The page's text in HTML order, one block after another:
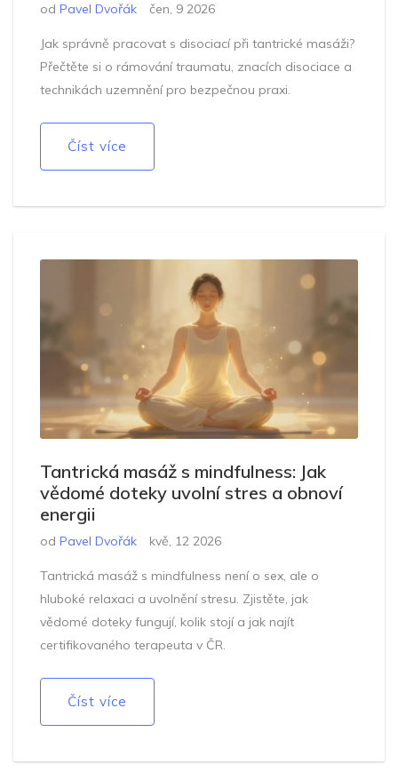
od Pavel Dvořák čen, 9 2026
Jak správně pracovat s disociací při tantrické masáži?
Přečtěte si o rámování traumatu, znacích disociace a
technikách uzemnění pro bezpečnou praxi.
Číst více
Tantrická masáž s mindfulness: Jak
vědomé doteky uvolní stres a obnoví
energii
od Pavel Dvořák kvě, 12 2026
Tantrická masáž s mindfulness není o sex, ale o
hluboké relaxaci a uvolnění stresu. Zjistěte, jak
vědomé doteky fungují, kolik stojí a jak najít
certifikovaného terapeuta v ČR.
Číst více